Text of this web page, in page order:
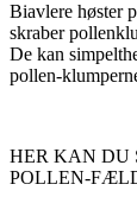
Biavlere høster
skraber
De kan
pollen-
HER KAN DU
POLLEN-